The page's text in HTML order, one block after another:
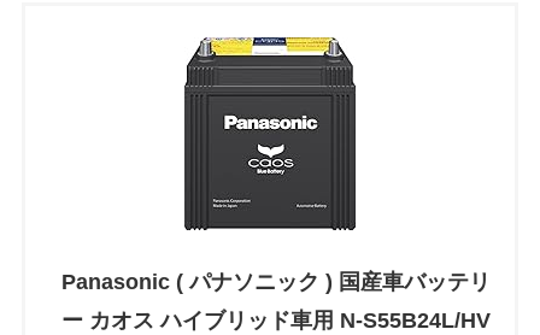
Panasonic ( パナソニック ) 国産車バッテリ
ー カオス ハイブリッド車用 N-S55B24L/HV